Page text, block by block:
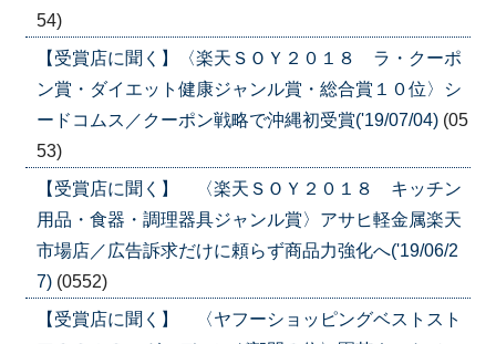
54)
【受賞店に聞く】〈楽天ＳＯＹ２０１８ ラ・クーポ
ン賞・ダイエット健康ジャンル賞・総合賞１０位〉シ
ードコムス／クーポン戦略で沖縄初受賞('19/07/04) (05
53)
【受賞店に聞く】 〈楽天ＳＯＹ２０１８ キッチン
用品・食器・調理器具ジャンル賞〉アサヒ軽金属楽天
市場店／広告訴求だけに頼らず商品力強化へ('19/06/2
7) (0552)
【受賞店に聞く】 〈ヤフーショッピングベストスト